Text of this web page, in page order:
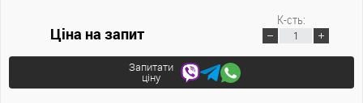
Ціна на запит
Запитати
ціну
К-сть: